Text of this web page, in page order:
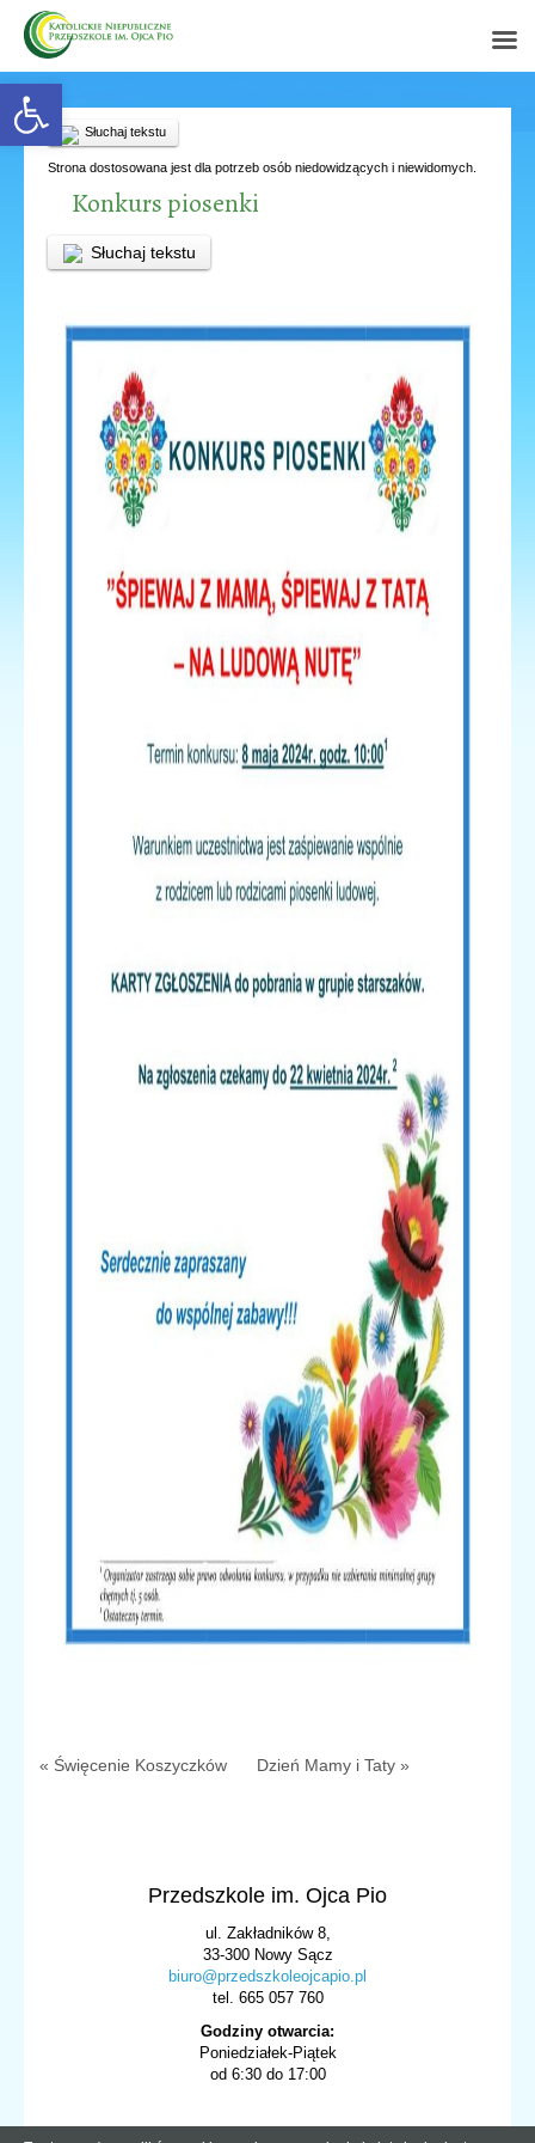
Open toolbar
Słuchaj tekstu
Strona dostosowana jest dla potrzeb osób niedowidzących i niewidomych.
Konkurs piosenki
Słuchaj tekstu
« Święcenie Koszyczków Dzień Mamy i Taty »
Przedszkole im. Ojca Pio
ul. Zakładników 8,
33-300 Nowy Sącz
biuro@przedszkoleojcapio.pl
tel. 665 057 760
Godziny otwarcia:
Poniedziałek-Piątek
od 6:30 do 17:00